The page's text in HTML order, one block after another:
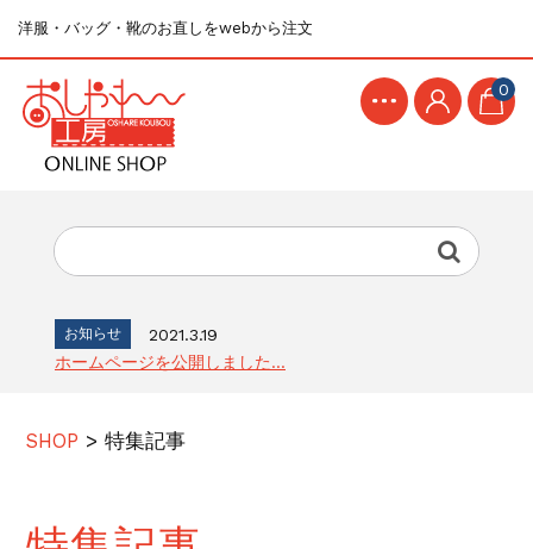
洋服・バッグ・靴のお直しをwebから注文
0
お知らせ
2021.3.19
ホームページを公開しました...
SHOP >特集記事